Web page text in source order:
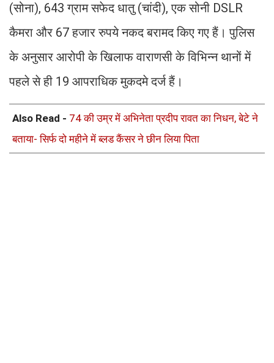
(सोना), 643 ग्राम सफेद धातु (चांदी), एक सोनी DSLR
कैमरा और 67 हजार रुपये नकद बरामद किए गए हैं। पुलिस
के अनुसार आरोपी के खिलाफ वाराणसी के विभिन्न थानों में
पहले से ही 19 आपराधिक मुकदमे दर्ज हैं।
Also Read - 74 की उम्र में अभिनेता प्रदीप रावत का निधन, बेटे ने
बताया- सिर्फ दो महीने में ब्लड कैंसर ने छीन लिया पिता